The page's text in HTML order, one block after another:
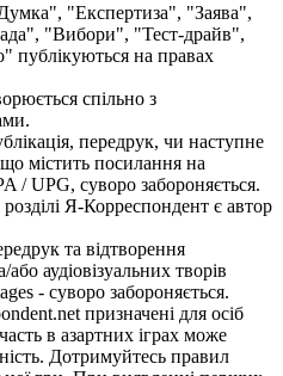
"Експертиза", "Заява",
"Вибори", "Тест-драйв",
на правах
спільно з
передрук, чи наступне
містить посилання на
/ UPG, суворо забороняється.
Я-Корреспондент є автор
та відтворення
аудіовізуальних творів
- суворо забороняється.
призначені для осіб
в азартних іграх може
Дотримуйтесь правил